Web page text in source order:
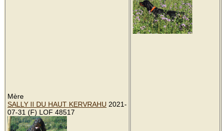
Mère
SALLY II DU HAUT KERVRAHU 2021-
07-31 (F) LOF 48517